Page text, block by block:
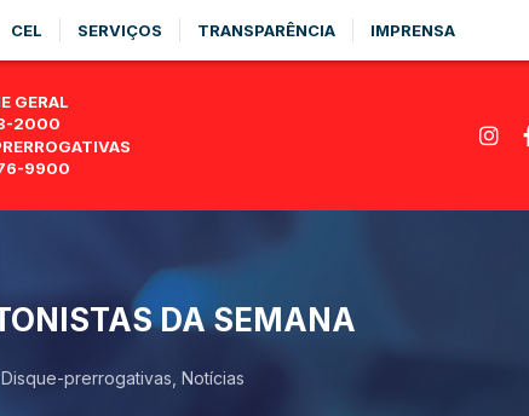
CEL SERVIÇOS TRANSPARÊNCIA IMPRENSA
GERAL
2000
9900
DA SEMANA
Disque-prerrogativas Notícias